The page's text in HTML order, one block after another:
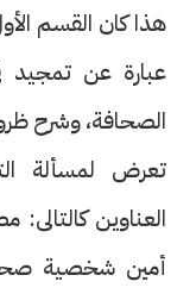
هذا كان القسم
عبارة عن تمجيد
الصحافة، وشرح
تعرض لمسألة
العناوين
أمين شخصية